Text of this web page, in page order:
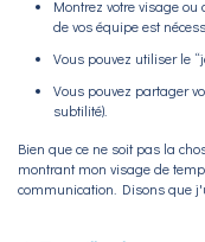
Montrez votre visage
de vos équipe est
Vous pouvez utiliser le
Vous pouvez partager
subtilité).
Bien que ce ne soit pas la
montrant mon visage de
communication. Disons que